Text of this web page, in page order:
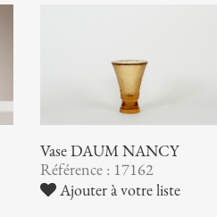
Vase DAUM NANCY
Référence : 17162
Ajouter à votre liste